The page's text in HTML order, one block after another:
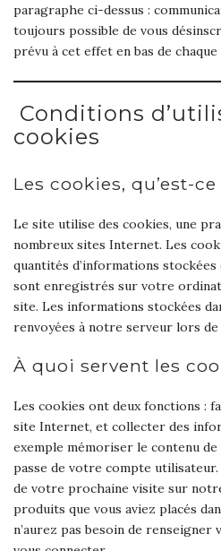
paragraphe ci-dessus :
toujours possible de vous
prévu à cet effet en bas de chaque
Conditions
cookies
Les cookies, qu’est-ce
Le site utilise des cookies, une
nombreux sites Internet. Les
quantités d’informations
sont enregistrés sur votre
site. Les informations stockées
renvoyées à notre serveur lors
À quoi servent les
Les cookies ont deux fonctions :
site Internet, et collecter des
exemple mémoriser le contenu
passe de votre compte utilisateur.
de votre prochaine visite sur
produits que vous aviez placés
n’aurez pas besoin de